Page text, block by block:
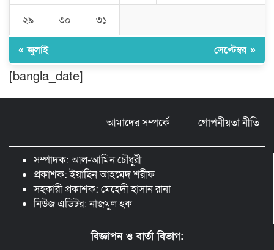
ঠাকুরগাঁওয়ে ইজিবাইক চোরচক্রের ৩ সদস্য
গ্রেপ্তার, বিপুল পরিমাণ যন্ত্রাংশ উদ্ধার ‎
ঘণ্টার পর ঘণ্টা বিদ্যুৎহীন মৌলভীবাজার:
২৯ ৩০ ৩১
« জুলাই সেপ্টেম্বর »
[bangla_date]
আমাদের সম্পর্কে গোপনীয়তা নীতি
সম্পাদক: আল-আমিন চৌধুরী
প্রকাশক: ইয়াছিন আহমেদ শরীফ
সহকারী প্রকাশক: মেহেদী হাসান রানা
নিউজ এডিটর: নাজমুল হক
বিজ্ঞাপন ও বার্তা বিভাগ: